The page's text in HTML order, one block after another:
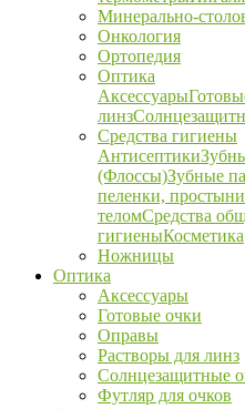
Минерально-
Онкология
Ортопедия
Оптика
Аксессуары
линз
Средства гигиены
Антисептики
(Флоссы)Зубные
пеленки, простыни
теломСредства
гигиеныКосметика
Ножницы
Оптика
Аксессуары
Готовые очки
Оправы
Растворы для линз
Солнцезащитные
Футляр для очков